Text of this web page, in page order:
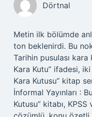
Dörtnal
Metin ilk bölümde
ton beklenirdi. Bu
Tarihin pusulası kara
Kara Kutu” ifadesi,
Kara Kutusu” kitap
İnformal Yayınları :
Kutusu” kitabı,